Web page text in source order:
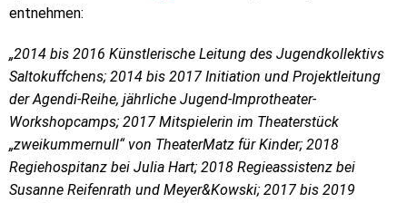
entnehmen:
„2014 bis 2016 Künstlerische Leitung des Jugendkollektivs
Saltokuffchens; 2014 bis 2017 Initiation und Projektleitung
der Agendi-Reihe, jährliche Jugend-Improtheater-
Workshopcamps; 2017 Mitspielerin im Theaterstück
„zweikummernull“ von TheaterMatz für Kinder; 2018
Regiehospitanz bei Julia Hart; 2018 Regieassistenz bei
Susanne Reifenrath und Meyer&Kowski; 2017 bis 2019